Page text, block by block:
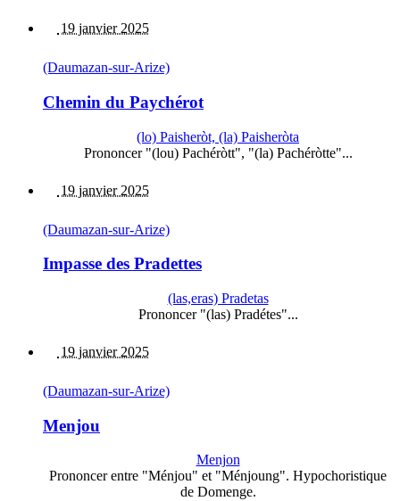
19 janvier 2025
(Daumazan-sur-Arize)
Chemin du Paychérot
(lo) Paisheròt, (la) Paisheròta
Prononcer "(lou) Pachéròtt", "(la) Pachéròtte"...
19 janvier 2025
(Daumazan-sur-Arize)
Impasse des Pradettes
(las,eras) Pradetas
Prononcer "(las) Pradétes"...
19 janvier 2025
(Daumazan-sur-Arize)
Menjou
Menjon
Prononcer entre "Ménjou" et "Ménjoung". Hypochoristique
de Domenge.